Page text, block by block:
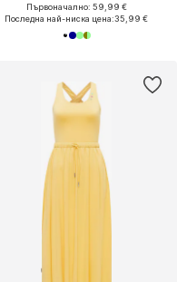
Първоначално: 59,99 €
Последна най-ниска цена:35,99 €